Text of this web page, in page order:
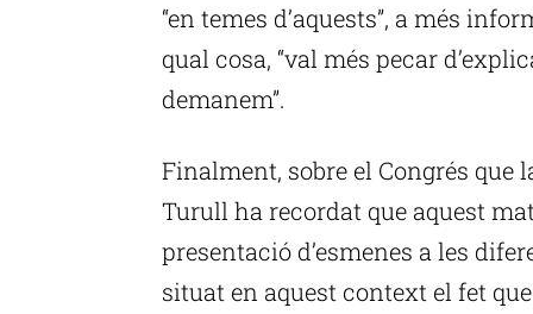
“en temes d’aquests”, a més
qual cosa, “val més pecar
demanem”.
Finalment, sobre el Congrés que
Turull ha recordat que aquest
presentació d’esmenes a les
situat en aquest context el fet